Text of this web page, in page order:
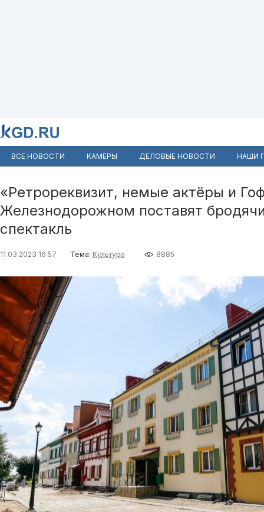
ВСЕ НОВОСТИ КАМЕРЫ ДЕЛОВЫЕ НОВОСТИ НАШИ
«Ретрореквизит, немые актёры и
Железнодорожном поставят
спектакль
11.03.2023 16:57 Тема: Культура 8885